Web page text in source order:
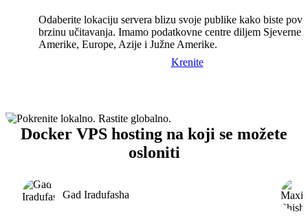
Odaberite lokaciju servera blizu svoje publike kako biste
brzinu učitavanja. Imamo podatkovne centre diljem Sjeverne
Amerike, Europe, Azije i Južne Amerike.
Krenite
Docker VPS hosting na koji se možete
osloniti
Gad Iradufasha